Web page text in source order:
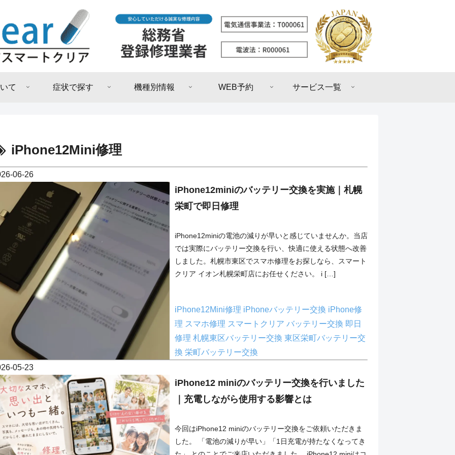
て 症状で探す 機種別情報 WEB予約 サービス一覧
iPhone12Mini修理
06-26
iPhone12miniのバッテリー交換を実施｜札幌
栄町で即日修理
iPhone12miniの電池の減りが早いと感じていませんか。当店
では実際にバッテリー交換を行い、快適に使える状態へ改善
しました。札幌市東区でスマホ修理をお探しなら、スマート
クリア イオン札幌栄町店にお任せください。 i […]
iPhone12Mini修理 iPhoneバッテリー交換 iPhone修
理 スマホ修理 スマートクリア バッテリー交換 即日
修理 札幌東区バッテリー交換 東区栄町バッテリー交
換 栄町バッテリー交換
05-23
iPhone12 miniのバッテリー交換を行いました
｜充電しながら使用する影響とは
今回はiPhone12 miniのバッテリー交換をご依頼いただきま
した。 「電池の減りが早い」「1日充電が持たなくなってき